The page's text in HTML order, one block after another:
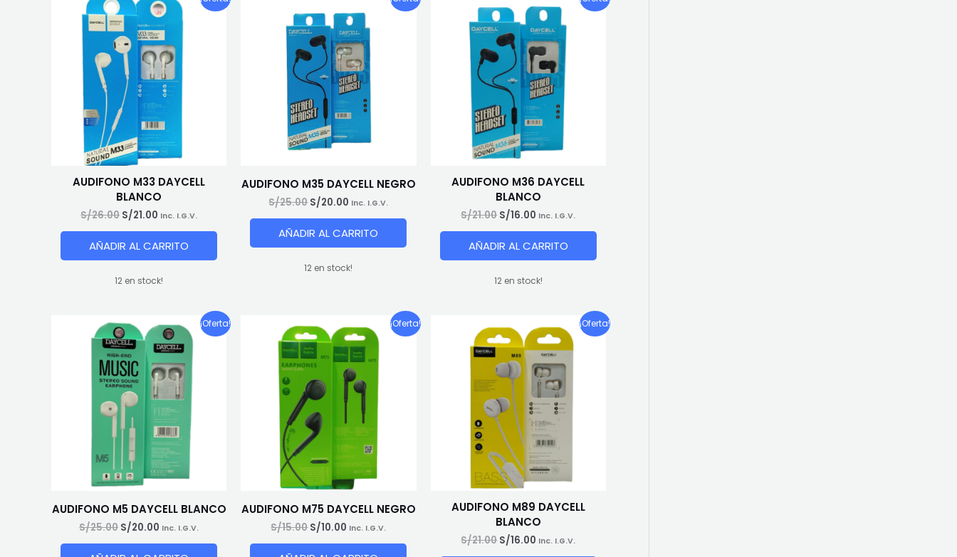
AUDIFONO M33 DAYCELL
BLANCO
S/26.00 El
era:
S/26.00.
S/21.00 El
es:
S/21.00.
Inc. I.G.V.
AÑADIR AL CARRITO
12 en stock!
AUDIFONO M35 DAYCELL NEGRO
S/25.00El
era:
S/25.00.
S/20.00 El
es:
S/20.00.
Inc. I.G.V.
AÑADIR AL CARRITO
12 en stock!
AUDIFONO M36 DAYCELL
BLANCO
S/21.00El
era:
S/21.00.
S/16.00 El
es:
S/16.00.
Inc. I.G.V.
AÑADIR AL CARRITO
12 en stock!
¡Oferta!
AUDIFONO M5 DAYCELL BLANCO
S/25.00 El
S/20.00 El
Inc. I.G.V.
¡Oferta!
AUDIFONO M75 DAYCELL NEGRO
S/15.00El
S/10.00 El
Inc. I.G.V.
¡Oferta!
AUDIFONO M89 DAYCELL
BLANCO
S/21.00El
S/16.00 El
Inc. I.G.V.